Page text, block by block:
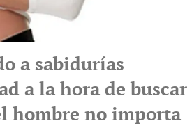
a sabidurías
a la hora de buscar
hombre no importa